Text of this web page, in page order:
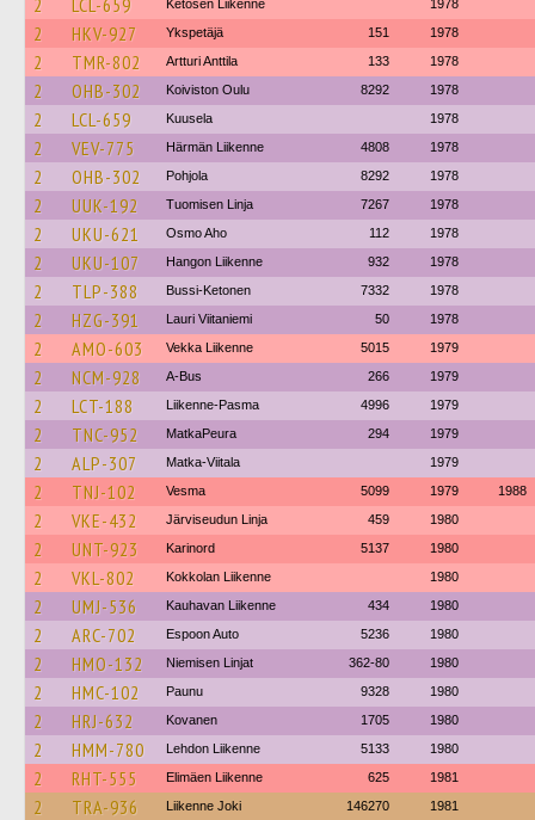
2 LCL-659 Ketosen Liikenne 1978
2 HKV-927 Ykspetäjä 151 1978
2 TMR-802 Artturi Anttila 133 1978
2 OHB-302 Koiviston Oulu 8292 1978
2 LCL-659 Kuusela 1978
2 VEV-775 Härmän Liikenne 4808 1978
2 OHB-302 Pohjola 8292 1978
2 UUK-192 Tuomisen Linja 7267 1978
2 UKU-621 Osmo Aho 112 1978
2 UKU-107 Hangon Liikenne 932 1978
2 TLP-388 Bussi-Ketonen 7332 1978
2 HZG-391 Lauri Viitaniemi 50 1978
2 AMO-603 Vekka Liikenne 5015 1979
2 NCM-928 A-Bus 266 1979
2 LCT-188 Liikenne-Pasma 4996 1979
2 TNC-952 MatkaPeura 294 1979
2 ALP-307 Matka-Viitala 1979
2 TNJ-102 Vesma 5099 1979 1988
2 VKE-432 Järviseudun Linja 459 1980
2 UNT-923 Karinord 5137 1980
2 VKL-802 Kokkolan Liikenne 1980
2 UMJ-536 Kauhavan Liikenne 434 1980
2 ARC-702 Espoon Auto 5236 1980
2 HMO-132 Niemisen Linjat 362-80 1980
2 HMC-102 Paunu 9328 1980
2 HRJ-632 Kovanen 1705 1980
2 HMM-780 Lehdon Liikenne 5133 1980
2 RHT-555 Elimäen Liikenne 625 1981
2 TRA-936 Liikenne Joki 146270 1981